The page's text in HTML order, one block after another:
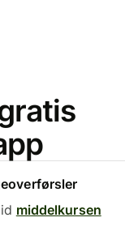
middelkursen